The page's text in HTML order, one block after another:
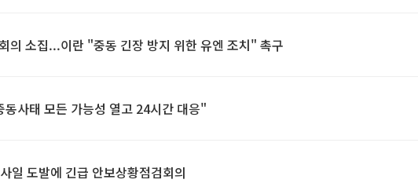
의 소집...이란 "중동 긴장 방지 위한 유엔 조치" 촉구
사태 모든 가능성 열고 24시간 대응"
일 도발에 긴급 안보상황점검회의